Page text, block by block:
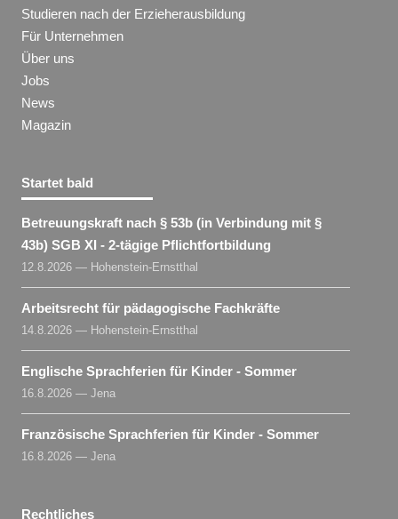
Studieren nach der Erzieherausbildung
Für Unternehmen
Über uns
Jobs
News
Magazin
Startet bald
Betreuungskraft nach § 53b (in Verbindung mit §
43b) SGB XI - 2-tägige Pflichtfortbildung
12.8.2026 — Hohenstein-Ernstthal
Arbeitsrecht für pädagogische Fachkräfte
14.8.2026 — Hohenstein-Ernstthal
Englische Sprachferien für Kinder - Sommer
16.8.2026 — Jena
Französische Sprachferien für Kinder - Sommer
16.8.2026 — Jena
Rechtliches